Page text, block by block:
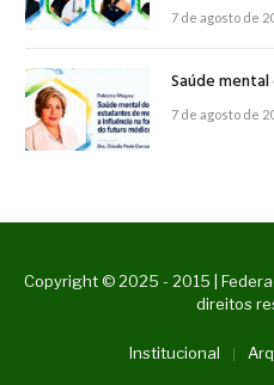
7 de agosto de
Saúde
7 de agosto de
Copyright © 2025 - 2015 |
direitos
Institucional